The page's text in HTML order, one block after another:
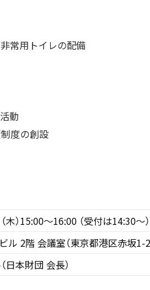
常用トイレの配備
動
度の創設
木）15:00～16:00 （受付は14:30～）
ル 2階 会議室（東京都港区赤坂1-
日本財団 会長）